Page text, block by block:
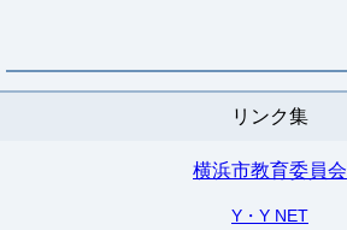
リンク集
横浜市教育委員会
Y・Y NET